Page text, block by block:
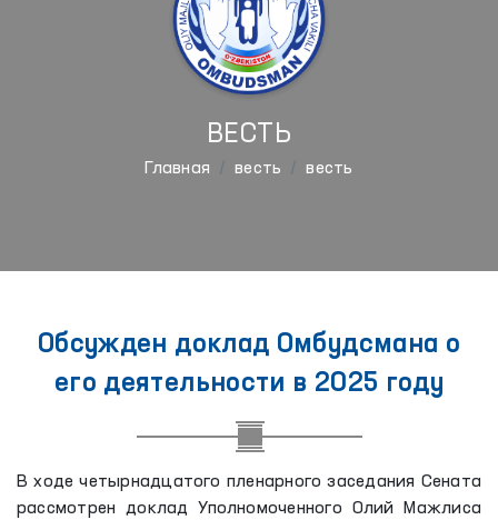
ВЕСТЬ
Главная весть весть
Обсужден доклад Омбудсмана о
его деятельности в 2025 году
В ходе четырнадцатого пленарного заседания Сената
рассмотрен доклад Уполномоченного Олий Мажлиса